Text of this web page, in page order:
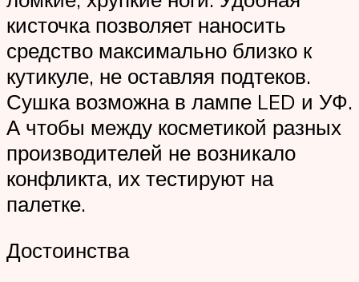
кисточка позволяет наносить
средство максимально близко к
кутикуле, не оставляя подтеков.
Сушка возможна в лампе LED и УФ.
А чтобы между косметикой разных
производителей не возникало
конфликта, их тестируют на
палетке.
Достоинства